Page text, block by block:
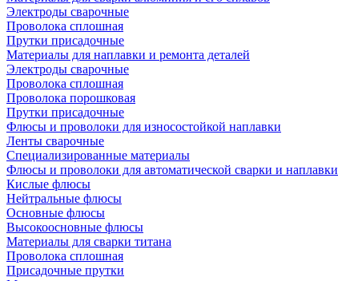
Электроды сварочные
Проволока сплошная
Прутки присадочные
Материалы для наплавки и ремонта деталей
Электроды сварочные
Проволока сплошная
Проволока порошковая
Прутки присадочные
Флюсы и проволоки для износостойкой наплавки
Ленты сварочные
Специализированные материалы
Флюсы и проволоки для автоматической сварки и наплавки
Кислые флюсы
Нейтральные флюсы
Основные флюсы
Высокоосновные флюсы
Материалы для сварки титана
Проволока сплошная
Присадочные прутки